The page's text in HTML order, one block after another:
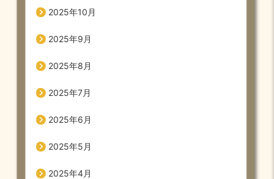
2025年10月
2025年9月
2025年8月
2025年7月
2025年6月
2025年5月
2025年4月